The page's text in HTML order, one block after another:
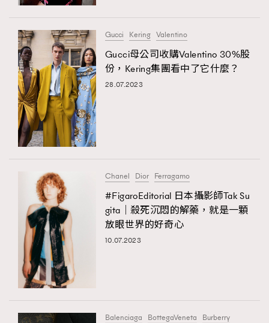
nmg.com.hk/privacy) 閱讀本公司的私隱政策聲明。
本人願意接收新傳媒集團的最新消息及其他宣傳資訊，本人同意
新傳媒集團使用本人的個人資料於任何推廣用途。
About us Collaboration Opportunity
Japan | Portugal | Spain
Gucci Kering Valentino
Gucci母公司收購Valentino 30%股
份，Kering集團看中了它什麼？
28.07.2023
Chanel Dior Ferragamo
#FigaroEditorial 日本攝影師Tak Su
gita｜殺死沉悶的解藥，就是一顆
放眼世界的好奇心
10.07.2023
Balenciaga BottegaVeneta Burberry